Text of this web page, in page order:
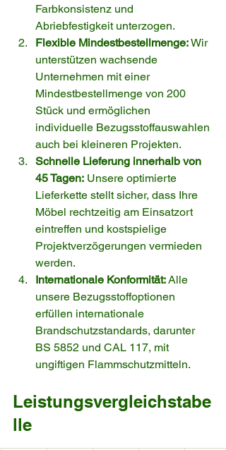
Farbkonsistenz und
Abriebfestigkeit unterzogen.
Flexible Mindestbestellmenge: Wir
unterstützen wachsende
Unternehmen mit einer
Mindestbestellmenge von 200
Stück und ermöglichen
individuelle Bezugsstoffauswahlen
auch bei kleineren Projekten.
Schnelle Lieferung innerhalb von
45 Tagen: Unsere optimierte
Lieferkette stellt sicher, dass Ihre
Möbel rechtzeitig am Einsatzort
eintreffen und kostspielige
Projektverzögerungen vermieden
werden.
Internationale Konformität: Alle
unsere Bezugsstoffoptionen
erfüllen internationale
Brandschutzstandards, darunter
BS 5852 und CAL 117, mit
ungiftigen Flammschutzmitteln.
Leistungsvergleichstabe
lle